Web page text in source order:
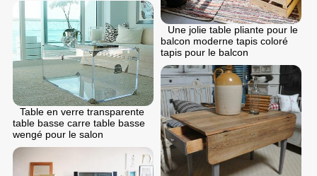
Une jolie table pliante pour le
balcon moderne tapis coloré
tapis pour le balcon
Table en verre transparente
table basse carre table basse
wengé pour le salon